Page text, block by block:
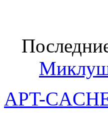
APT-